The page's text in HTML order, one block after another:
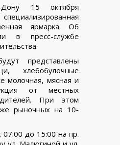
Дону 15 октября
ярмарка. Об
в пресс-службе
представлены
хлебобулочные
молочная, мясная и
от местных
При этом
рыночных на 10-
07:00 до 15:00 на пр.